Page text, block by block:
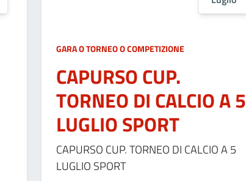
GARA O TORNEO O COMPETIZIONE
CAPURSO CUP.
TORNEO DI CALCIO A 5
LUGLIO SPORT
CAPURSO CUP. TORNEO DI CALCIO A 5
LUGLIO SPORT